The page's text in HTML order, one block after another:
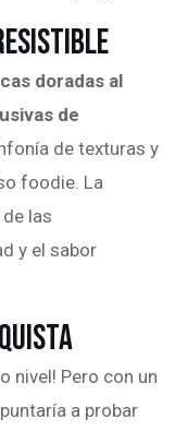
doradas al
de
de texturas y
foodie. La
las
y el sabor
nivel! Pero con un
a probar